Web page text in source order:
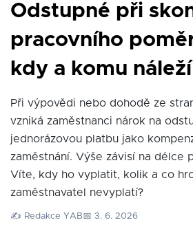
Odstupné při
pracovního
kdy a komu náleží
Při výpovědi nebo dohodě ze
vzniká zaměstnanci nárok na
jednorázovou platbu jako
zaměstnání. Výše závisí na délce
Víte, kdy ho vyplatit, kolik a co
zaměstnavatel nevyplatí?
✍️ Redakce YAB📅 3. 6. 2026